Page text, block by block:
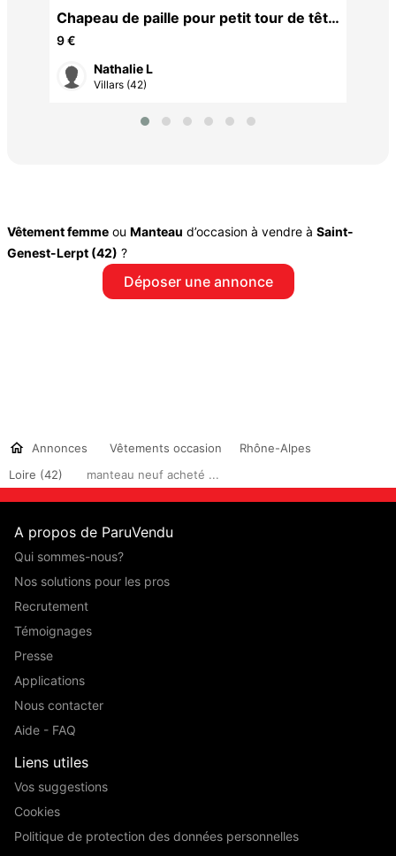
Chapeau de paille pour petit tour de tête
tb état
9 €
Nathalie L
Villars (42)
Vêtement femme ou Manteau d’occasion à vendre à Saint-
Genest-Lerpt (42) ?
Déposer une annonce
Annonces Vêtements occasion
Rhône-Alpes
Loire (42)
manteau neuf acheté ...
A propos de ParuVendu
Qui sommes-nous?
Nos solutions pour les pros
Recrutement
Témoignages
Presse
Applications
Nous contacter
Aide - FAQ
Liens utiles
Vos suggestions
Cookies
Politique de protection des données personnelles